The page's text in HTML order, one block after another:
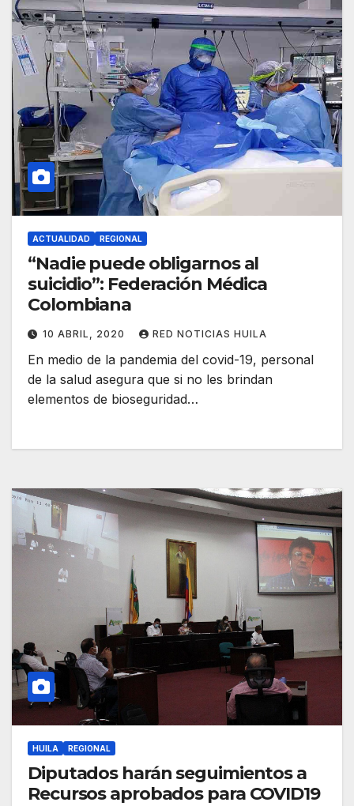
ACTUALIDAD REGIONAL
“Nadie puede obligarnos al
suicidio”: Federación Médica
Colombiana
10 ABRIL, 2020 RED NOTICIAS HUILA
En medio de la pandemia del covid-19, personal
de la salud asegura que si no les brindan
elementos de bioseguridad…
HUILA REGIONAL
Diputados harán seguimientos a
Recursos aprobados para COVID19